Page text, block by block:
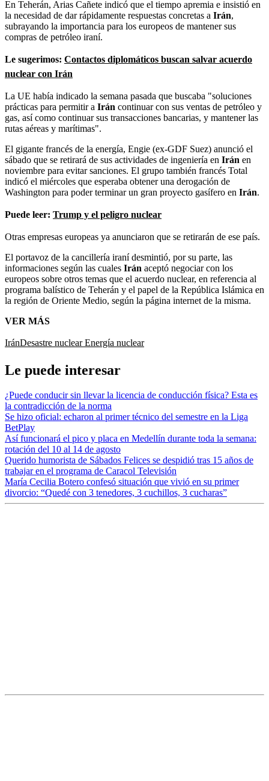
En Teherán, Arias Cañete indicó que el tiempo apremia e insistió en
la necesidad de dar rápidamente respuestas concretas a Irán,
subrayando la importancia para los europeos de mantener sus
compras de petróleo iraní.
Le sugerimos: Contactos diplomáticos buscan salvar acuerdo
nuclear con Irán
La UE había indicado la semana pasada que buscaba "soluciones
prácticas para permitir a Irán continuar con sus ventas de petróleo y
gas, así como continuar sus transacciones bancarias, y mantener las
rutas aéreas y marítimas".
El gigante francés de la energía, Engie (ex-GDF Suez) anunció el
sábado que se retirará de sus actividades de ingeniería en Irán en
noviembre para evitar sanciones. El grupo también francés Total
indicó el miércoles que esperaba obtener una derogación de
Washington para poder terminar un gran proyecto gasífero en Irán.
Puede leer: Trump y el peligro nuclear
Otras empresas europeas ya anunciaron que se retirarán de ese país.
El portavoz de la cancillería iraní desmintió, por su parte, las
informaciones según las cuales Irán aceptó negociar con los
europeos sobre otros temas que el acuerdo nuclear, en referencia al
programa balístico de Teherán y el papel de la República Islámica en
la región de Oriente Medio, según la página internet de la misma.
VER MÁS
IránDesastre nuclearEnergía nuclear
Le puede interesar
¿Puede conducir sin llevar la licencia de conducción física? Esta es
la contradicción de la norma
Se hizo oficial: echaron al primer técnico del semestre en la Liga
BetPlay
Así funcionará el pico y placa en Medellín durante toda la semana:
rotación del 10 al 14 de agosto
Querido humorista de Sábados Felices se despidió tras 15 años de
trabajar en el programa de Caracol Televisión
María Cecilia Botero confesó situación que vivió en su primer
divorcio: “Quedé con 3 tenedores, 3 cuchillos, 3 cucharas”